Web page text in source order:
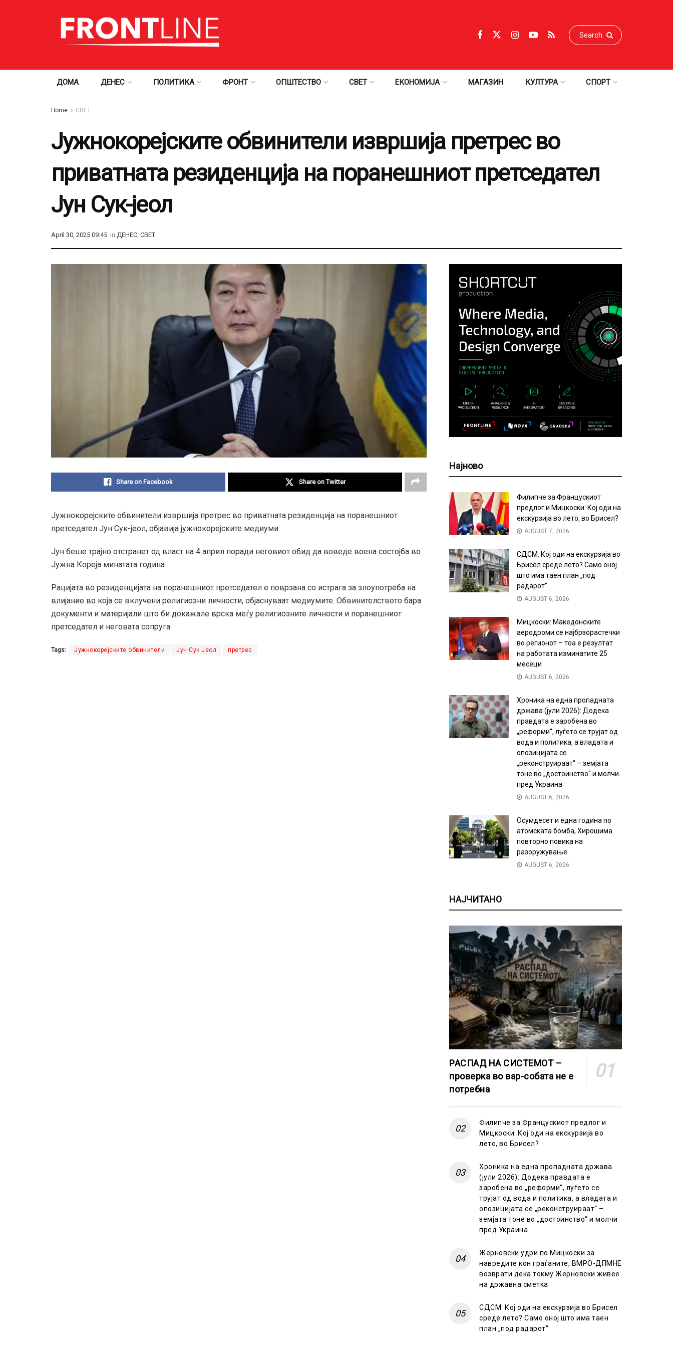
ДОМА ДЕНЕС ПОЛИТИКА ФРОНТ ОПШТЕСТВО СВЕТ ЕКОНОМИЈА МАГАЗИН КУЛТУРА СПОРТ
Home СВЕТ
Јужнокорејските обвинители извршија претрес во
приватната резиденција на поранешниот претседател
Јун Сук-јеол
April 30, 2025 09:45 in ДЕНЕС, СВЕТ
Share on Facebook Share on Twitter
Јужнокорејските обвинители извршија претрес во приватната резиденција на поранешниот
претседател Јун Сук-јеол, објавија јужнокорејските медиуми.
Јун беше трајно отстранет од власт на 4 април поради неговиот обид да воведе воена состојба во
Јужна Кореја минатата година.
Рацијата во резиденцијата на поранешниот претседател е поврзана со истрага за злоупотреба на
влијание во која се вклучени религиозни личности, објаснуваат медиумите. Обвинителството бара
документи и материјали што би докажале врска меѓу религиозните личности и поранешниот
претседател и неговата сопруга.
Tags: Јужнокорејските обвинители Јун Сук Јеол претрес
Најново
Филипче за Францускиот
предлог и Мицкоски: Кој оди на
екскурзија во лето, во Брисел?
AUGUST 7, 2026
СДСМ: Кој оди на екскурзија во
Брисел среде лето? Само оној
што има таен план „под
радарот“
AUGUST 6, 2026
Мицкоски: Македонските
аеродроми се најбрзорастечки
во регионот – тоа е резултат
на работата изминатите 25
месеци
AUGUST 6, 2026
Хроника на една пропадната
држава (јули 2026): Додека
правдата е заробена во
„реформи“, луѓето се трујат од
вода и политика, а владата и
опозицијата се
„реконструираат“ – земјата
тоне во „достоинство“ и молчи
пред Украина
AUGUST 6, 2026
Осумдесет и една година по
атомската бомба, Хирошима
повторно повика на
разоружување
AUGUST 6, 2026
НАЈЧИТАНО
РАСПАД НА СИСТЕМОТ –
проверка во вар-собата не е
потребна
Филипче за Францускиот предлог и
Мицкоски: Кој оди на екскурзија во
лето, во Брисел?
Хроника на една пропадната држава
(јули 2026): Додека правдата е
заробена во „реформи“, луѓето се
трујат од вода и политика, а владата и
опозицијата се „реконструираат“ –
земјата тоне во „достоинство“ и молчи
пред Украина
Жерновски удри по Мицкоски за
навредите кон граѓаните, ВМРО-ДПМНЕ
возврати дека токму Жерновски живее
на државна сметка
СДСМ: Кој оди на екскурзија во Брисел
среде лето? Само оној што има таен
план „под радарот“